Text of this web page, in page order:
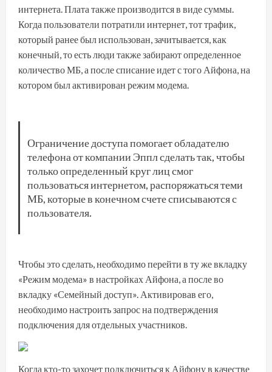
интернета. Плата также производится в виде суммы.
Когда пользователи потратили интернет, тот трафик,
который ранее был использован, зачитывается, как
конечный, то есть люди также забирают определенное
количество МБ, а после списание идет с того Айфона, на
котором был активирован режим модема.
Ограничение доступа помогает обладателю
телефона от компании Эппл сделать так, чтобы
только определенный круг лиц смог
пользоваться интернетом, распоряжаться теми
МБ, которые в конечном счете списываются с
пользователя.
Чтобы это сделать, необходимо перейти в ту же вкладку
«Режим модема» в настройках Айфона, а после во
вкладку «Семейный доступ». Активировав его,
необходимо настроить запрос на подтверждения
подключения для отдельных участников.
Когда кто-то захочет подключиться к Айфону в качестве